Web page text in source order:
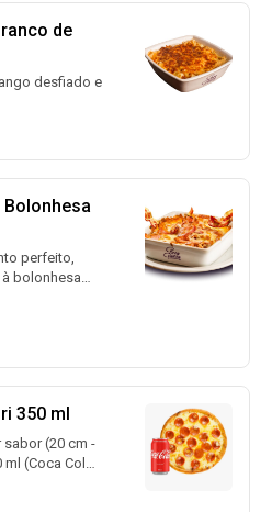
de
desfiado e
Bolonhesa
perfeito,
bolonhesa
no forno a
super
350 ml
sabor (20 cm -
(Coca Cola,
Fanta
Zero e